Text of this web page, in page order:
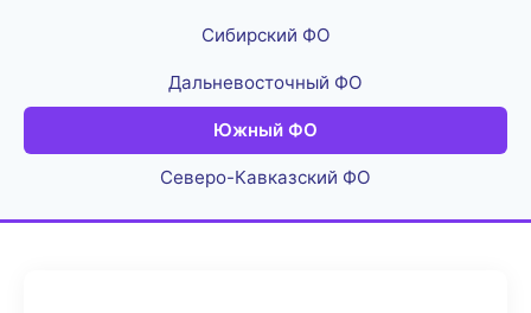
Сибирский ФО
Дальневосточный ФО
Южный ФО
Северо-Кавказский ФО